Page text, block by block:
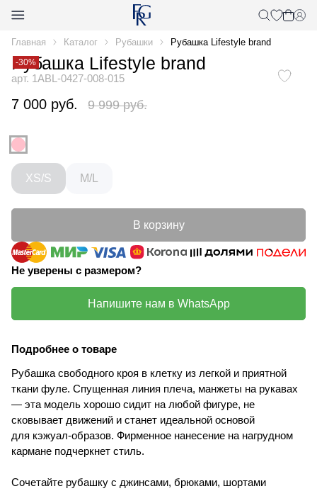
Главная Каталог Рубашки Рубашка Lifestyle brand
-30%
Рубашка Lifestyle brand
арт. 1ABL-0427-008-015
7 000 руб. 9 999 руб.
XS/S M/L
В корзину
Не уверены с размером?
Напишите нам в WhatsApp
Подробнее о товаре
Рубашка свободного кроя в клетку из легкой и приятной
ткани фуле. Спущенная линия плеча, манжеты на рукавах
— эта модель хорошо сидит на любой фигуре, не
сковывает движений и станет идеальной основой
для кэжуал-образов. Фирменное нанесение на нагрудном
кармане подчеркнет стиль.
Сочетайте рубашку с джинсами, брюками, шортами